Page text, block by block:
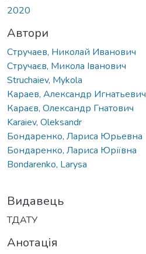
2020
Автори
Стручаев, Николай Иванович
Стручаєв, Микола Іванович
Struchaiev, Mykola
Караев, Александр Игнатьевич
Караєв, Олександр Гнатович
Karaiev, Oleksandr
Бондаренко, Лариса Юрьевна
Бондаренко, Лариса Юріївна
Bondarenko, Larysa
Видавець
ТДАТУ
Анотація